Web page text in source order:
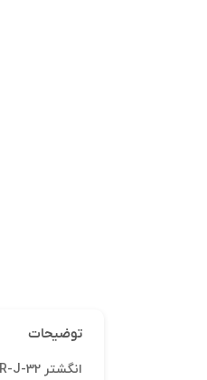
توضیحات
انگشتر R-J-32